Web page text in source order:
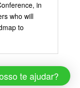
in
who will
to
te ajudar?